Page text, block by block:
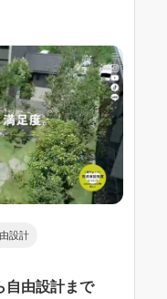
設計
由設計まで